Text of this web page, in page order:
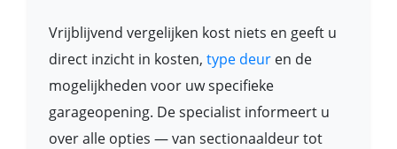
Vrijblijvend vergelijken kost niets en geeft u
direct inzicht in kosten, type deur en de
mogelijkheden voor uw specifieke
garageopening. De specialist informeert u
over alle opties — van sectionaaldeur tot